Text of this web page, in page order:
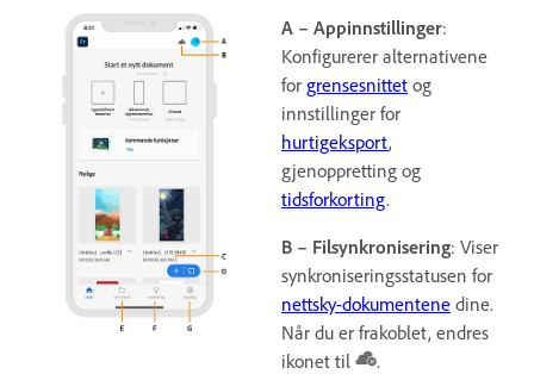
A – Appinnstillinger:
Konfigurerer alternativene
for grensesnittet og
innstillinger for
hurtigeksport,
gjenoppretting og
tidsforkorting.
B – Filsynkronisering: Viser
synkroniseringsstatusen for
nettsky-dokumentene dine.
Når du er frakoblet, endres
ikonet til
.